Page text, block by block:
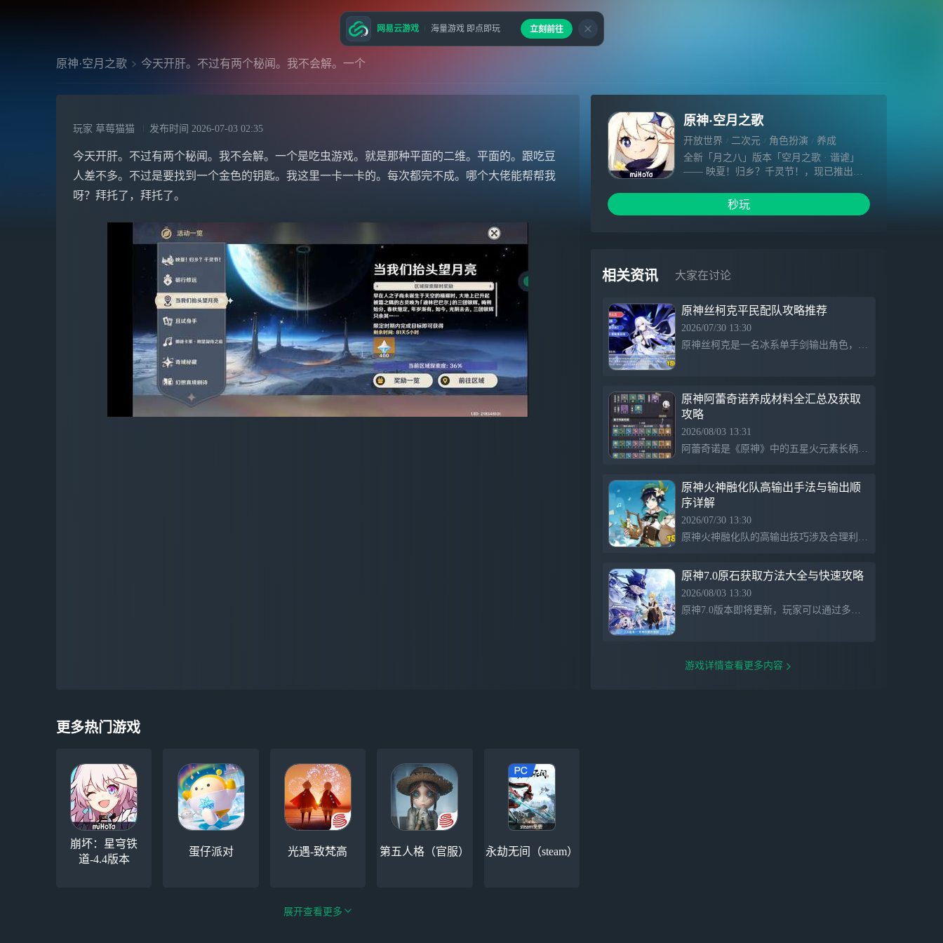
原神·空月之歌 今天开肝。不过有两个秘闻。我不会解。一个
玩家 草莓猫猫 发布时间 2026-07-03 02:35
今天开肝。不过有两个秘闻。我不会解。一个是吃虫游戏。就是那种平面的二维。平面的。跟吃豆
人差不多。不过是要找到一个金色的钥匙。我这里一卡一卡的。每次都完不成。哪个大佬能帮帮我
呀？拜托了，拜托了。
原神·空月之歌
开放世界 二次元 角色扮演
养成
全新「月之八」版本「空月之歌 · 谐谑」
—— 映夏！归乡？千灵节！，现已推出！
(冰)」，愚人众十一执行官第七席，使用双
手剑的五星冰元素角色。具备使队伍触发元
「星超导」反应，创造「星辉棱晶」，并将
其附近的区域短暂变换为奇妙的「极星辉
人之子尚未诞生于天空的襁褓前，大地上已
升起被霜之隅的古灵唤为「迪林巴巴尔」的
三团银辉，晦朔始分，春秋继定，年岁渐
线」、「悠悠律动舞力聚会」 千灵映影节
到了，或许有很多精彩的映影正在热火朝天
吧！说不定能遇上许多老朋友呢？ 参与活
动，累积「场馆人气」，不仅能获得多种奖
加入队伍并获得夏洛蒂衣装「赫尔洛克变奏
曲」！ 【新衣装】星与烟帷的夜语、赫尔
洛克变奏曲 全新茜特菈莉衣装「星与烟帷
的夜语」、夏洛蒂衣装「赫尔洛克变奏曲」
开放获取。 【新武器】 限定五星武器「双
海」活动颂愿开启，限定传说五星装扮「流
彩缘海」开放获取； 「千星商城」限时上
新「宿灵星魔」、「蜜酿食谱」、「慵懒鲨
圣召唤更新】全新角色牌、全新行动牌 全
秒玩
相关资讯 大家在讨论
原神丝柯克平民配队攻略推荐
2026/07/30 13:30
原神丝柯克是一名冰系单手剑输出角色，其配队推荐围绕增伤与水、冰系协同构建。平民玩家可以搭配丝柯克与爱可菲、芙宁娜及莫娜或夏洛蒂，形成标准毕业速切体系。缺少爱可菲时可替换为申鹤，而没有芙宁娜时则推荐使用行秋，适应不同玩家的卡池情况。
原神阿蕾奇诺养成材料全汇总及获取
攻略
2026/08/03 13:31
阿蕾奇诺是《原神》中的五星火元素长柄武器角色，培养她需要准备材料，包括燃愿玛瑙、虹彩蔷薇、愚人众徽记系列和魔像督军掉落的金色旋律的断章等。此外，还需「秩序」系列天赋书和周本boss掉落的残火灯烛等天赋升级材料，提前准备能帮助玩家在阿蕾奇诺上线时迅速提升等级与天赋。
原神火神融化队高输出手法与输出顺
序详解
2026/07/30 13:30
原神火神融化队的高输出技巧涉及合理利用角色机制和元素反应。文章强调避免常见的“双枕头”手法，需确保奶奶释放的冰元素与火神的重击配合良好。奶奶的冰元素分为多个单位，合理挂冰是关键。同时，火神在奶奶技能后切换时要注意时机，以防转火底，建议在技能释放后稍作等待再重击，以确保最佳输出。
原神7.0原石获取方法大全与快速攻略
2026/08/03 13:30
原神7.0版本即将更新，玩家可以通过多种渠道快速获得原石，包括新角色祈愿活动。版本周期为8月12日至9月23日，持续42天。上半祈愿的限定角色为奥黛塔，复刻角色包括阿蕾奇诺，计划下半祈愿将有菲林斯和伊涅芙。资源获取情况可结合以往经验进行估算，实际所得通常会稍高于预期。
游戏详情查看更多内容
更多热门游戏
崩坏：星穹铁
道-4.4版本
蛋仔派对 光遇-致梵高 第五人格（官服） 永劫无间（steam）
展开查看更多
网易云游戏 海量游戏 即点即玩 立刻前往